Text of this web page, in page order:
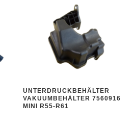
UNTERDRUCKBEHÄLTER
VAKUUMBEHÄLTER 7560916
MINI R55-R61